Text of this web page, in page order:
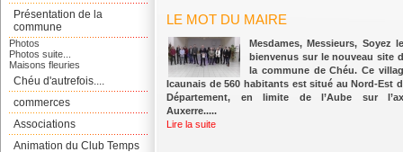
Présentation de la
commune
Photos
Photos suite...
Maisons fleuries
Chéu d'autrefois....
commerces
Associations
Animation du Club Temps
LE MOT DU MAIRE
Mesdames, Messieurs, Soyez
bienvenus sur le nouveau site
la commune de Chéu. Ce
Icaunais de 560 habitants est situé au Nord-Est
Département, en limite de l’Aube sur
Auxerre.....
Lire la suite